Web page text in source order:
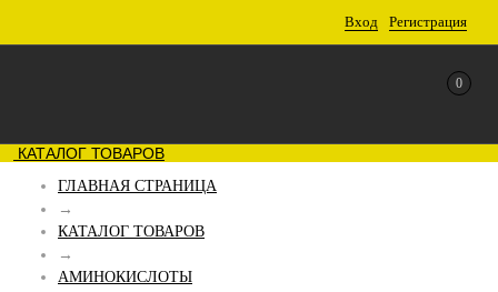
Вход Регистрация
0
КАТАЛОГ ТОВАРОВ
ГЛАВНАЯ СТРАНИЦА
→
КАТАЛОГ ТОВАРОВ
→
АМИНОКИСЛОТЫ